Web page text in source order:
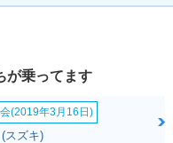
ト
125・新登場
が乗ってます
(2019年3月16日)
スズキ)